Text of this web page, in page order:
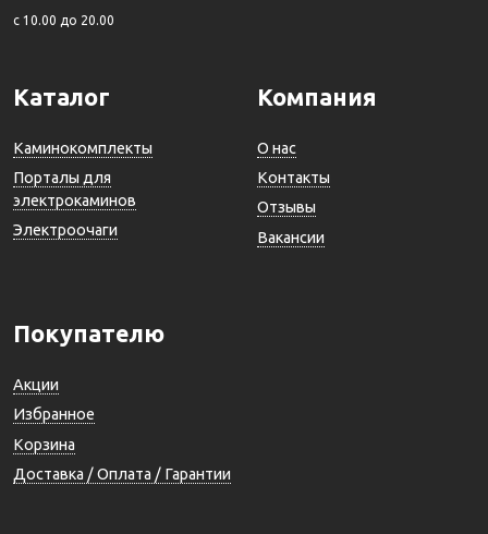
c 10.00 до 20.00
Каталог
Каминокомплекты
Порталы для
электрокаминов
Электроочаги
Компания
О нас
Контакты
Отзывы
Вакансии
Покупателю
Акции
Избранное
Корзина
Доставка / Оплата / Гарантии